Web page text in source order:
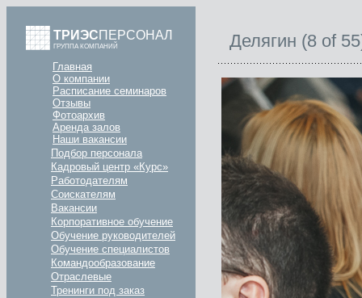
ТРИЭСПЕРСОНАЛ
ГРУППА КОМПАНИЙ
Главная
О компании
Расписание семинаров
Отзывы
Фотоархив
Аренда залов
Наши вакансии
Подбор персонала
Кадровый центр «Курс»
Работодателям
Соискателям
Вакансии
Корпоративное обучение
Обучение руководителей
Обучение специалистов
Командообразование
Отраслевые
Тренинги под заказ
Делягин (8 of